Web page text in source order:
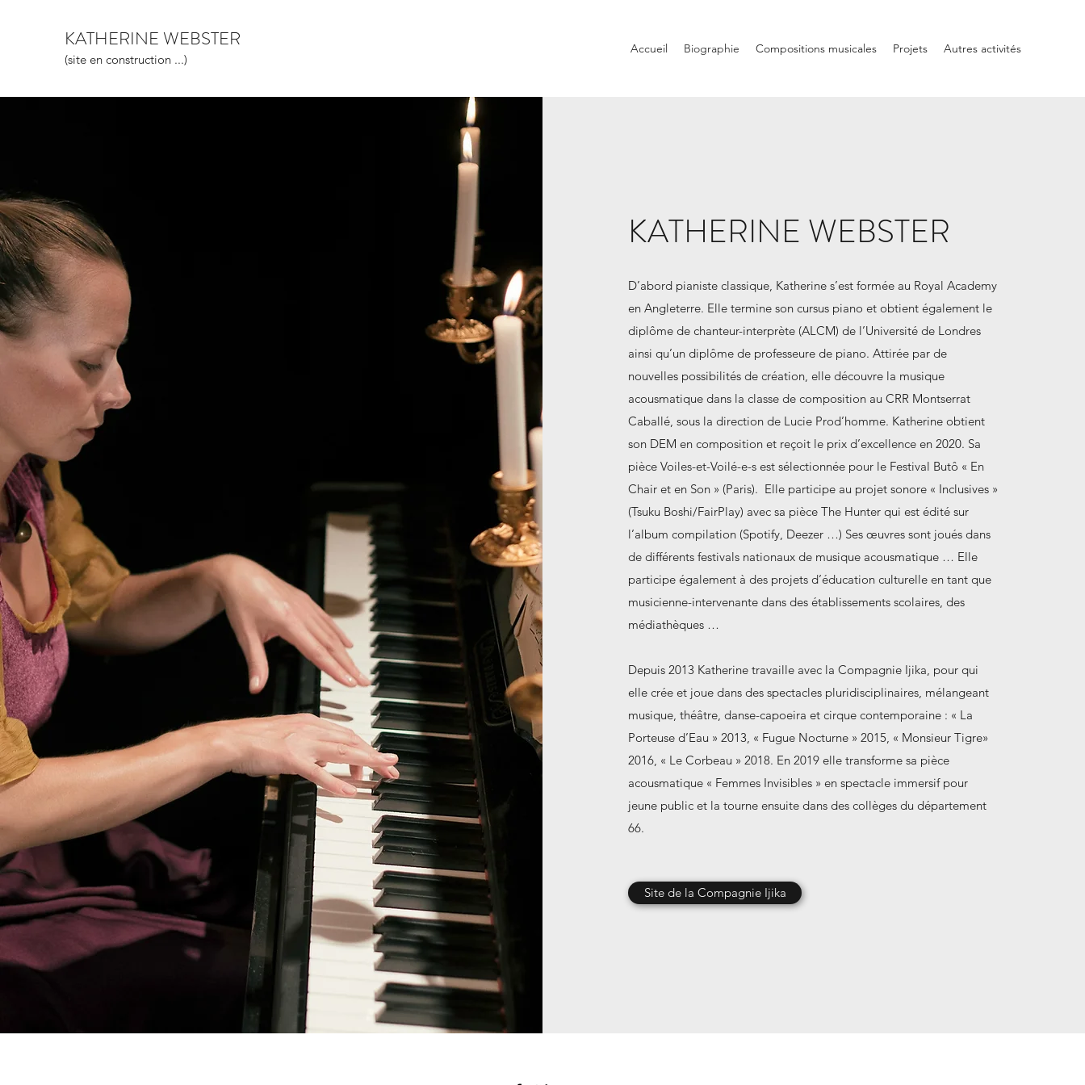
KATHERINE WEBSTER
(site en construction ...)
Accueil Biographie Compositions musicales Projets Autres activités
KATHERINE WEBSTER
D’abord pianiste classique, Katherine s’est formée au Royal Academy
en Angleterre. Elle termine son cursus piano et obtient également le
diplôme de chanteur-interprète (ALCM) de l’Université de Londres
ainsi qu’un diplôme de professeure de piano. Attirée par de
nouvelles possibilités de création, elle découvre la musique
acousmatique dans la classe de composition au CRR Montserrat
Caballé, sous la direction de Lucie Prod’homme. Katherine obtient
son DEM en composition et reçoit le prix d’excellence en 2020. Sa
pièce Voiles-et-Voilé-e-s est sélectionnée pour le Festival Butô « En
Chair et en Son » (Paris). Elle participe au projet sonore « Inclusives »
(Tsuku Boshi/FairPlay) avec sa pièce The Hunter qui est édité sur
l’album compilation (Spotify, Deezer …) Ses œuvres sont joués dans
de différents festivals nationaux de musique acousmatique … Elle
participe également à des projets d’éducation culturelle en tant que
musicienne-intervenante dans des établissements scolaires, des
médiathèques …
Depuis 2013 Katherine travaille avec la Compagnie Ijika, pour qui
elle crée et joue dans des spectacles pluridisciplinaires, mélangeant
musique, théâtre, danse-capoeira et cirque contemporaine : « La
Porteuse d’Eau » 2013, « Fugue Nocturne » 2015, « Monsieur Tigre»
2016, « Le Corbeau » 2018. En 2019 elle transforme sa pièce
acousmatique « Femmes Invisibles » en spectacle immersif pour
jeune public et la tourne ensuite dans des collèges du département
66.
Site de la Compagnie Ijika